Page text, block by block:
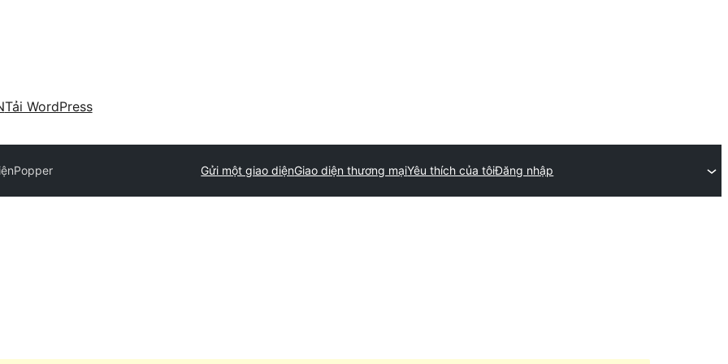
Tải WordPress
Popper Gửi một giao diệnGiao diện thương mạiYêu thích của tôiĐăng nhập